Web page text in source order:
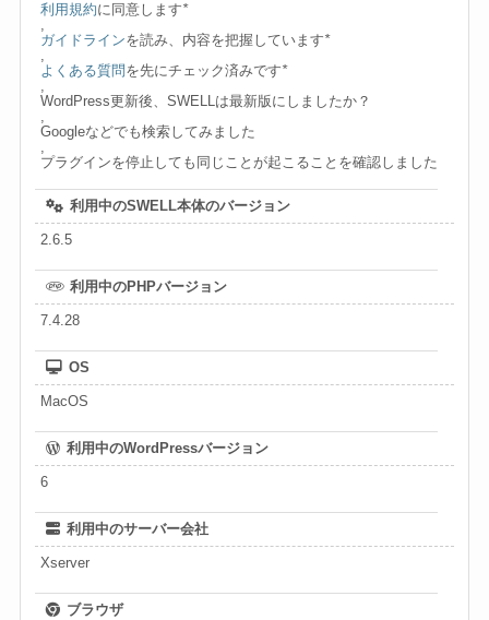
利用規約に同意します*
,
ガイドラインを読み、内容を把握しています*
,
よくある質問 を先にチェック済みです*
,
WordPress更新後、SWELLは最新版にしましたか？
,
Googleなどでも検索してみました
,
プラグインを停止しても同じことが起こることを確認しました
利用中のSWELL本体のバージョン
2.6.5
利用中のPHPバージョン
7.4.28
OS
MacOS
利用中のWordPressバージョン
6
利用中のサーバー会社
Xserver
ブラウザ